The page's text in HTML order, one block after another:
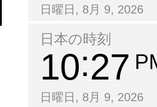
日曜日, 8月 9, 2026
日本の時刻
10 27
日曜日, 8月 9, 2026